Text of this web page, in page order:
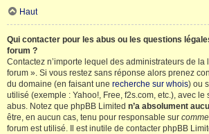
Haut
Qui contacter pour les abus ou les questions
forum ?
Contactez n’importe lequel des administrateurs de la
forum ». Si vous restez sans réponse alors prenez
du domaine (en faisant une recherche sur whois) ou
utilisé (exemple : Yahoo!, Free, f2s.com, etc.), avec
abus. Notez que phpBB Limited n’a absolument
être, en aucun cas, tenu pour responsable sur
forum est utilisé. Il est inutile de contacter phpBB